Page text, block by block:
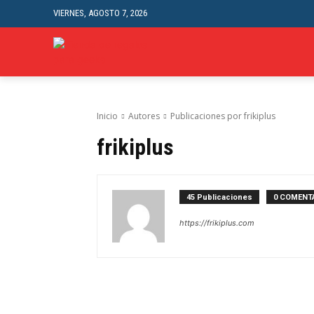
VIERNES, AGOSTO 7, 2026
Inicio Autores Publicaciones por frikiplus
frikiplus
45 Publicaciones 0
https://frikiplus.com